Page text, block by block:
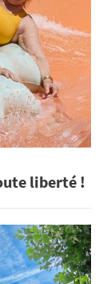
liberté !